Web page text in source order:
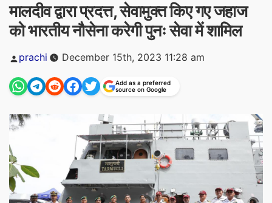
मालदीव द्वारा प्रदत्त, सेवामुक्त किए गए जहाज
को भारतीय नौसेना करेगी पुनः सेवा में शामिल
Posted
by
prachi December 15th, 2023 11:28 am
Add as a preferred
source on Google